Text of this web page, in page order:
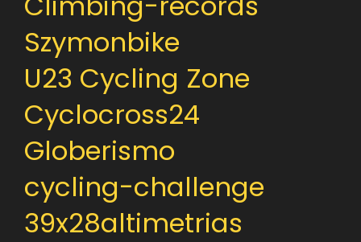
Szymonbike
U23 Cycling Zone
Cyclocross24
Globerismo
cycling-challenge
39x28altimetrias